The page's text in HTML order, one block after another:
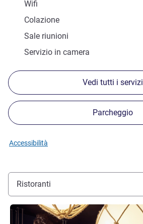
Wifi
Colazione
Sale riunioni
Servizio in camera
Vedi tutti i servizi
Parcheggio
Accessibilità
Ristoranti
Visualizza dettagli